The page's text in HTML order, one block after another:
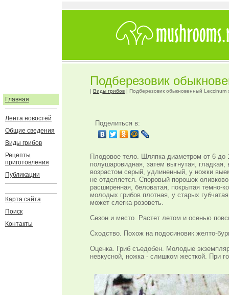
Главная
Лента новостей
Общие сведения
Виды грибов
Рецепты
приготовления
Публикации
Карта сайта
Поиск
Контакты
Подберезовик
| Виды грибов | Подберезовик обыкновенный Leccinum
Поделиться в:
Плодовое тело. Шляпка диаметром от 6 до
полушаровидная, затем выгнутая,
возрастом серый, удлиненный, у ножки
не отделяется. Споровый порошок
расширенная, беловатая, покрытая
молодых грибов плотная, у старых
может слегка розоветь.
Сезон и место. Растет летом и осенью
Сходство. Похож на подосиновик желто-
Оценка. Гриб съедобен. Молодые
невкусной, ножка - слишком жесткой. При